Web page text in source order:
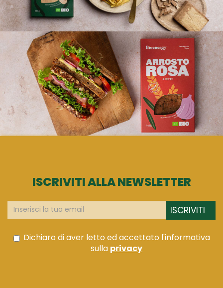
ISCRIVITI ALLA NEWSLETTER
ISCRIVITI
Dichiaro di aver letto ed accettato l'informativa
sulla privacy